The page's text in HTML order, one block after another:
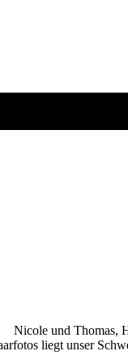
Nicole und Thomas,
liegt unser